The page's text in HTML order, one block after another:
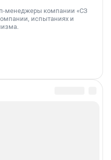
менеджеры компании «СЗ
испытаниях и